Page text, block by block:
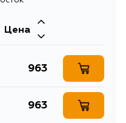
Цена
963
963